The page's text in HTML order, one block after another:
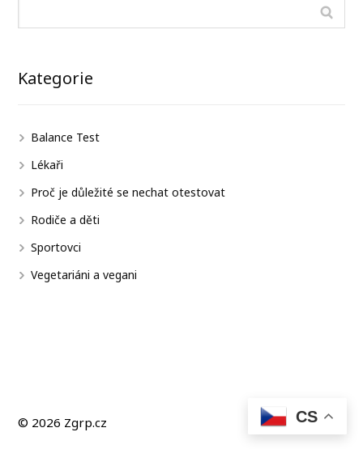
Kategorie
Balance Test
Lékaři
Proč je důležité se nechat otestovat
Rodiče a děti
Sportovci
Vegetariáni a vegani
© 2026 Zgrp.cz CS